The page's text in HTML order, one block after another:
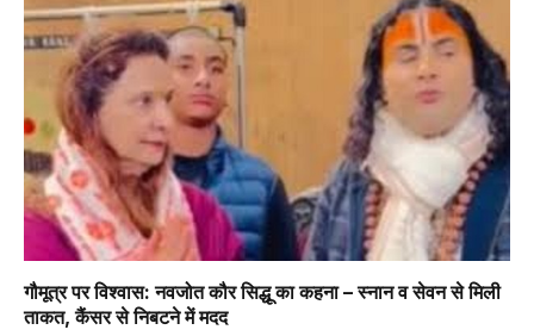
गौमूत्र पर विश्वास: नवजोत कौर सिद्धू का कहना – स्नान व सेवन से मिली
ताकत, कैंसर से निबटने में मदद